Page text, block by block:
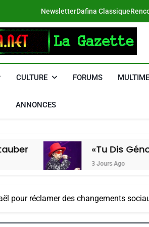
NewsletterDafina Classique
CULTURE FORUMS
ANNONCES
«Tu Dis Génocide, Je
3 Jours Ago
pour réclamer des changements